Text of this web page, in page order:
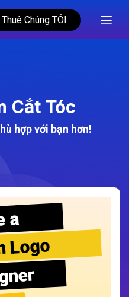
Thuê Chúng TÔI
Cắt Tóc
hợp với bạn hơn!
a
Logo